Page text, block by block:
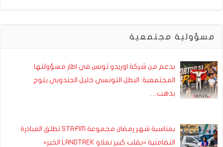
مسؤولية مجتمعية
بدعم من شركة اوريدو تونس في اطار مسؤولتها
المجتمعية: البطل التونسي خليل الجندوبي يتوج
بذهب…
بمناسبة شهر رمضان مجموعة STAFIM تطلق المبادرة
التضامنية «بقلب كبير نملاو LANDTREK الخير»